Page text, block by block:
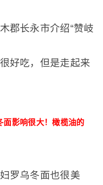
郡长永市介绍“赞岐
好吃，但是走起来
面影响很大！橄榄油的
罗乌冬面也很美